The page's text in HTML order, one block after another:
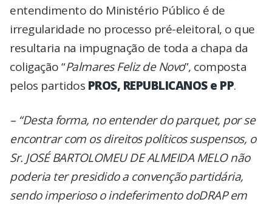
entendimento do Ministério Público é de
irregularidade no processo pré-eleitoral, o que
resultaria na impugnação de toda a chapa da
coligação “Palmares Feliz de Novo”, composta
pelos partidos PROS, REPUBLICANOS e PP.
– “Desta forma, no entender do parquet, por se
encontrar com os direitos políticos suspensos, o
Sr. JOSÉ BARTOLOMEU DE ALMEIDA MELO não
poderia ter presidido a convenção partidária,
sendo imperioso o indeferimento doDRAP em